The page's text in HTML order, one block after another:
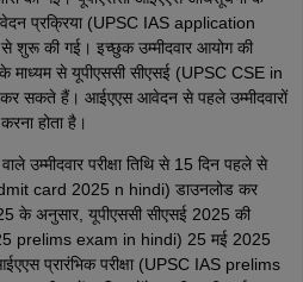
प्रक्रिया (UPSC IAS application
शुरू की गई। इच्छुक उम्मीदवार आयोग की
माध्यम से यूपीएससी सीएसई (UPSC CSE in
सकते हैं। आईएएस आवेदन से पहले उम्मीदवारों
होता है।
उम्मीदवार परीक्षा तिथि से 15 दिन पहले से
card 2025 n hindi) डाउनलोड कर
के अनुसार, यूपीएससी सीएसई 2025 की
prelims exam in hindi) 25 मई 2025
प्रारंभिक परीक्षा (UPSC IAS prelims